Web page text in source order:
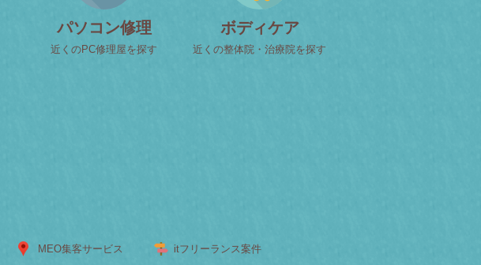
パソコン修理
近くのPC修理屋を探す
ボディケア
近くの整体院・治療院を探す
MEO集客サービス itフリーランス案件